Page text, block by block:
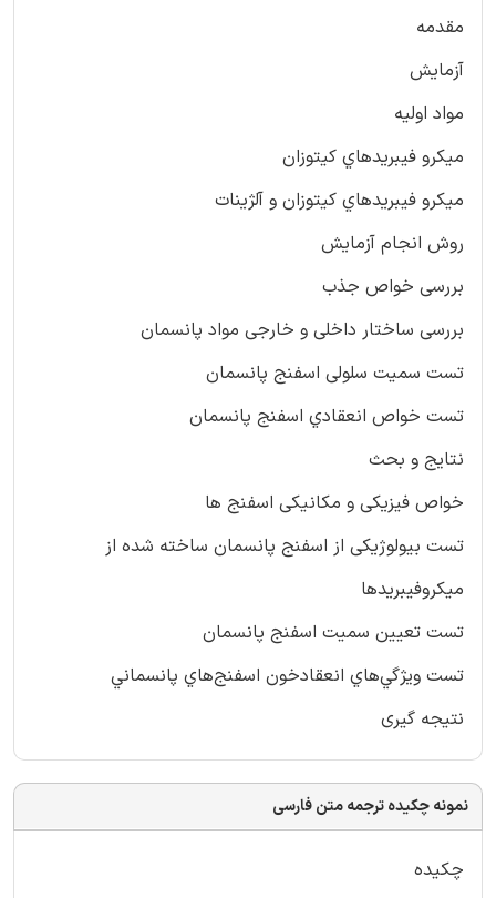
مقدمه
آزمايش
مواد اوليه
ميكرو فيبريدهاي کیتوزان
ميكرو فيبريدهاي کیتوزان و آلژینات
روش انجام آزمايش
بررسی خواص جذب
بررسی ساختار داخلی و خارجی مواد پانسمان
تست سمیت سلولی اسفنج پانسمان
تست خواص انعقادي اسفنج پانسمان
نتایج و بحث
خواص فیزیکی و مکانیکی اسفنج ها
تست بیولوژیکی از اسفنج پانسمان ساخته شده از
ميكروفيبريدها
تست تعيين سميت اسفنج پانسمان
تست ويژگي‌هاي انعقادخون اسفنج‌هاي پانسماني
نتیجه گیری
نمونه چکیده ترجمه متن فارسی
چکيده